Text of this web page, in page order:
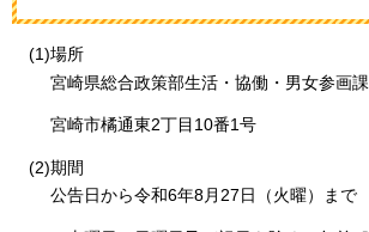
(1)場所
宮崎県総合政策部生活・協働・男女参画課
宮崎市橘通東2丁目10番1号
(2)期間
公告日から令和6年8月27日（火曜）まで